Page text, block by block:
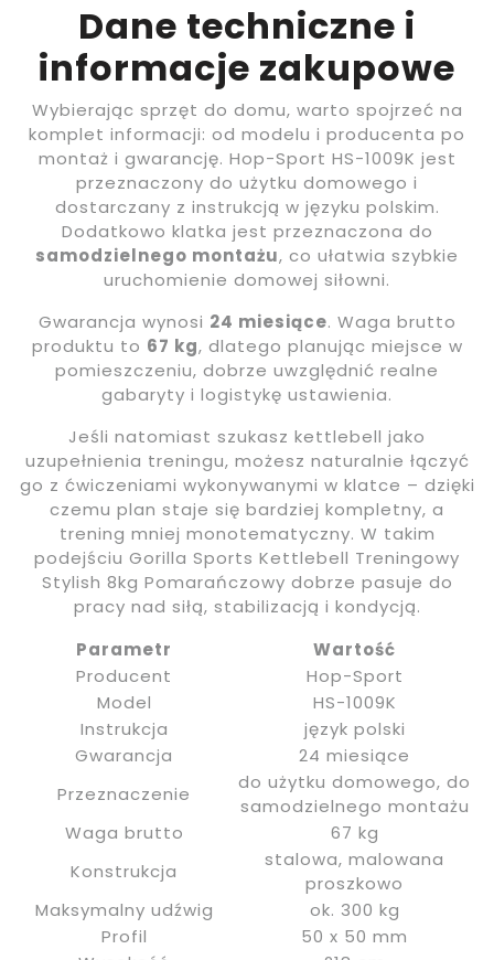
Dane techniczne i
informacje zakupowe
Wybierając sprzęt do domu, warto spojrzeć na
komplet informacji: od modelu i producenta po
montaż i gwarancję. Hop-Sport HS-1009K jest
przeznaczony do użytku domowego i
dostarczany z instrukcją w języku polskim.
Dodatkowo klatka jest przeznaczona do
samodzielnego montażu, co ułatwia szybkie
uruchomienie domowej siłowni.
Gwarancja wynosi 24 miesiące. Waga brutto
produktu to 67 kg, dlatego planując miejsce w
pomieszczeniu, dobrze uwzględnić realne
gabaryty i logistykę ustawienia.
Jeśli natomiast szukasz kettlebell jako
uzupełnienia treningu, możesz naturalnie łączyć
go z ćwiczeniami wykonywanymi w klatce – dzięki
czemu plan staje się bardziej kompletny, a
trening mniej monotematyczny. W takim
podejściu Gorilla Sports Kettlebell Treningowy
Stylish 8kg Pomarańczowy dobrze pasuje do
pracy nad siłą, stabilizacją i kondycją.
Parametr
Wartość
Producent
Hop-Sport
Model
HS-1009K
Instrukcja
język polski
Gwarancja
24 miesiące
Przeznaczenie
do użytku domowego, do
samodzielnego montażu
Waga brutto
67 kg
Konstrukcja
stalowa, malowana
proszkowo
Maksymalny udźwig
ok. 300 kg
Profil
50 x 50 mm